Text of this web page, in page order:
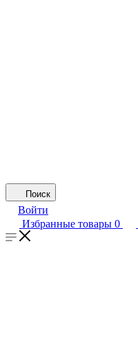
Поиск
Войти
Избранные товары 0